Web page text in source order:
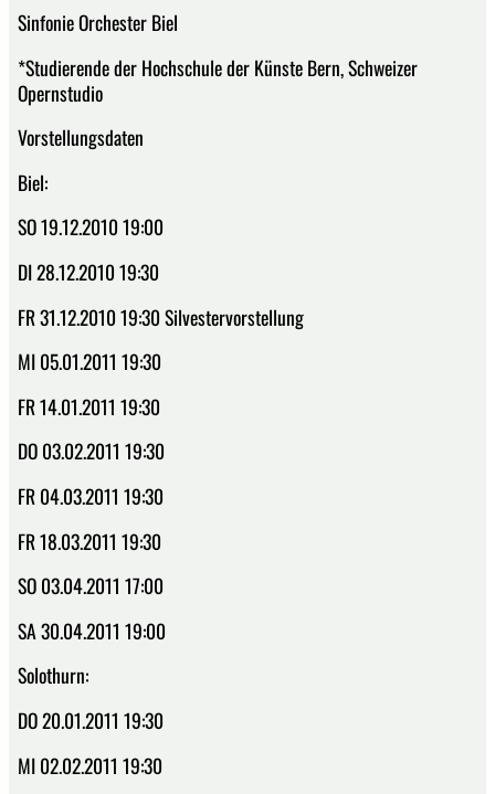
Sinfonie Orchester Biel
*Studierende der Hochschule der Künste Bern, Schweizer
Opernstudio
Vorstellungsdaten
Biel:
SO 19.12.2010 19:00
DI 28.12.2010 19:30
FR 31.12.2010 19:30 Silvestervorstellung
MI 05.01.2011 19:30
FR 14.01.2011 19:30
DO 03.02.2011 19:30
FR 04.03.2011 19:30
FR 18.03.2011 19:30
SO 03.04.2011 17:00
SA 30.04.2011 19:00
Solothurn:
DO 20.01.2011 19:30
MI 02.02.2011 19:30